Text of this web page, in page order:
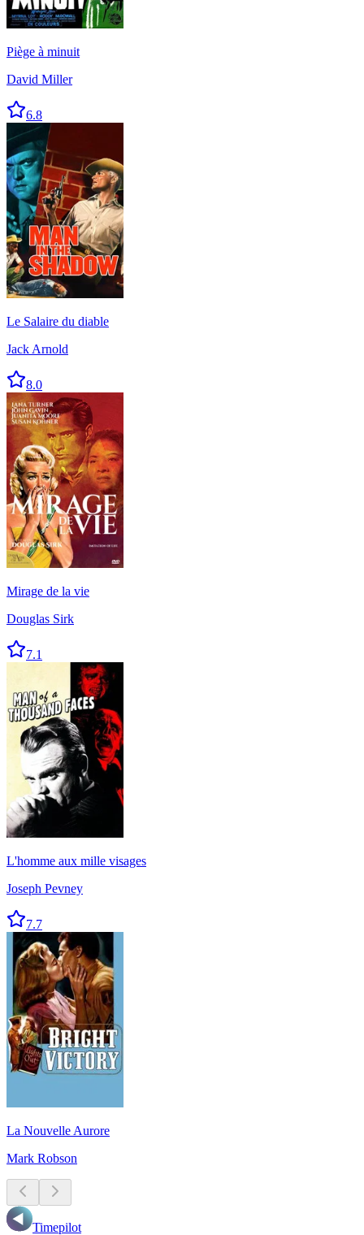
Piège à minuit
David Miller
6.8
Le Salaire du diable
Jack Arnold
8.0
Mirage de la vie
Douglas Sirk
7.1
L'homme aux mille visages
Joseph Pevney
7.7
La Nouvelle Aurore
Mark Robson
Timepilot